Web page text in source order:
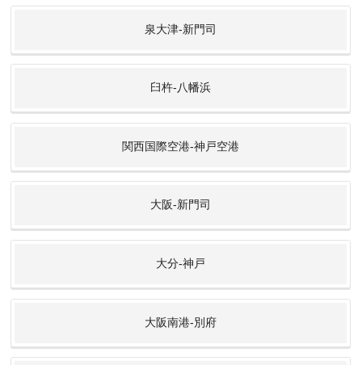
泉大津-新門司
臼杵-八幡浜
関西国際空港-神戸空港
大阪-新門司
大分-神戸
大阪南港-別府